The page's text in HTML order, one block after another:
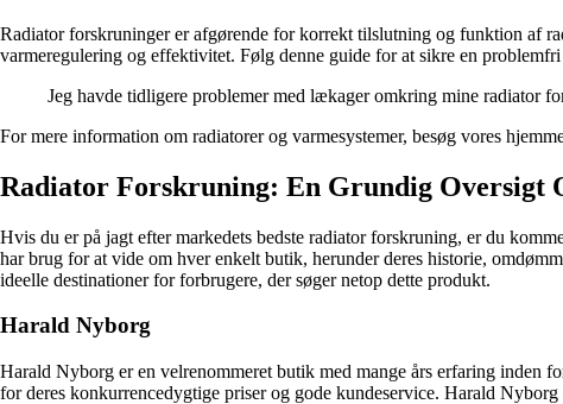
Radiator forskruninger er afgørende for korrekt tilslutning og funktion af
varmeregulering og effektivitet. Følg denne guide for at sikre en
Jeg havde tidligere problemer med lækager omkring mine radiator
For mere information om radiatorer og varmesystemer, besøg vores
Radiator Forskruning: En Grundig Oversigt
Hvis du er på jagt efter markedets bedste radiator forskruning, er du
har brug for at vide om hver enkelt butik, herunder deres historie,
ideelle destinationer for forbrugere, der søger netop dette produkt.
Harald Nyborg
Harald Nyborg er en velrenommeret butik med mange års erfaring inden
for deres konkurrencedygtige priser og gode kundeservice. Harald